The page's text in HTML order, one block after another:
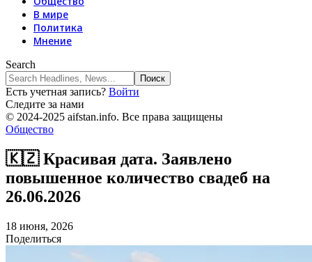
В мире
Политика
Мнение
Search
Есть учетная запись? Войти
Следите за нами
© 2024-2025 aifstan.info. Все права защищены
Общество
🇰🇿 Красивая дата. Заявлено
повышенное количество свадеб на
26.06.2026
18 июня, 2026
Поделиться